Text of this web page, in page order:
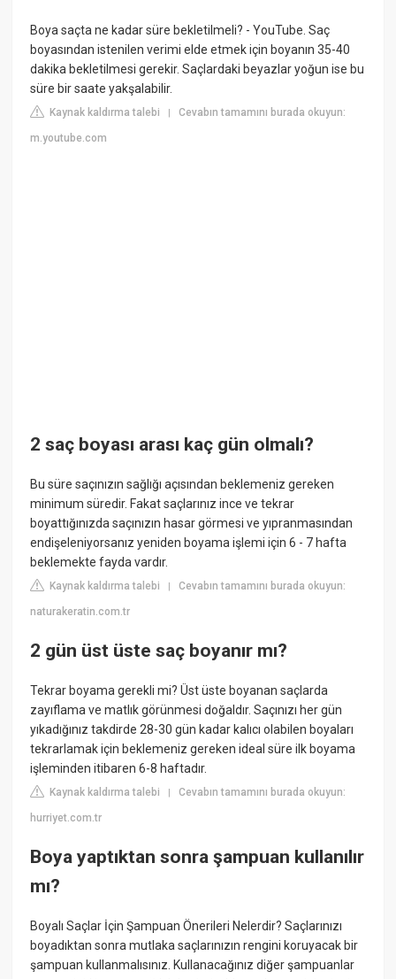
Boya saçta ne kadar süre bekletilmeli? - YouTube. Saç
boyasından istenilen verimi elde etmek için boyanın 35-40
dakika bekletilmesi gerekir. Saçlardaki beyazlar yoğun ise bu
süre bir saate yakşalabilir.
Kaynak kaldırma talebi |Cevabın tamamını burada okuyun:
m.youtube.com
2 saç boyası arası kaç gün olmalı?
Bu süre saçınızın sağlığı açısından beklemeniz gereken
minimum süredir. Fakat saçlarınız ince ve tekrar
boyattığınızda saçınızın hasar görmesi ve yıpranmasından
endişeleniyorsanız yeniden boyama işlemi için 6 - 7 hafta
beklemekte fayda vardır.
Kaynak kaldırma talebi |Cevabın tamamını burada okuyun:
naturakeratin.com.tr
2 gün üst üste saç boyanır mı?
Tekrar boyama gerekli mi? Üst üste boyanan saçlarda
zayıflama ve matlık görünmesi doğaldır. Saçınızı her gün
yıkadığınız takdirde 28-30 gün kadar kalıcı olabilen boyaları
tekrarlamak için beklemeniz gereken ideal süre ilk boyama
işleminden itibaren 6-8 haftadır.
Kaynak kaldırma talebi |Cevabın tamamını burada okuyun:
hurriyet.com.tr
Boya yaptıktan sonra şampuan kullanılır
mı?
Boyalı Saçlar İçin Şampuan Önerileri Nelerdir? Saçlarınızı
boyadıktan sonra mutlaka saçlarınızın rengini koruyacak bir
şampuan kullanmalısınız. Kullanacağınız diğer şampuanlar